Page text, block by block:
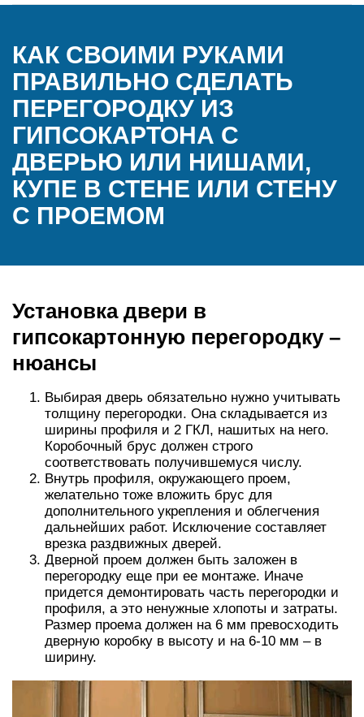
КАК СВОИМИ РУКАМИ
ПРАВИЛЬНО СДЕЛАТЬ
ПЕРЕГОРОДКУ ИЗ
ГИПСОКАРТОНА С
ДВЕРЬЮ ИЛИ НИШАМИ,
КУПЕ В СТЕНЕ ИЛИ СТЕНУ
С ПРОЕМОМ
Установка двери в
гипсокартонную перегородку –
нюансы
Выбирая дверь обязательно нужно учитывать
толщину перегородки. Она складывается из
ширины профиля и 2 ГКЛ, нашитых на него.
Коробочный брус должен строго
соответствовать получившемуся числу.
Внутрь профиля, окружающего проем,
желательно тоже вложить брус для
дополнительного укрепления и облегчения
дальнейших работ. Исключение составляет
врезка раздвижных дверей.
Дверной проем должен быть заложен в
перегородку еще при ее монтаже. Иначе
придется демонтировать часть перегородки и
профиля, а это ненужные хлопоты и затраты.
Размер проема должен на 6 мм превосходить
дверную коробку в высоту и на 6-10 мм – в
ширину.